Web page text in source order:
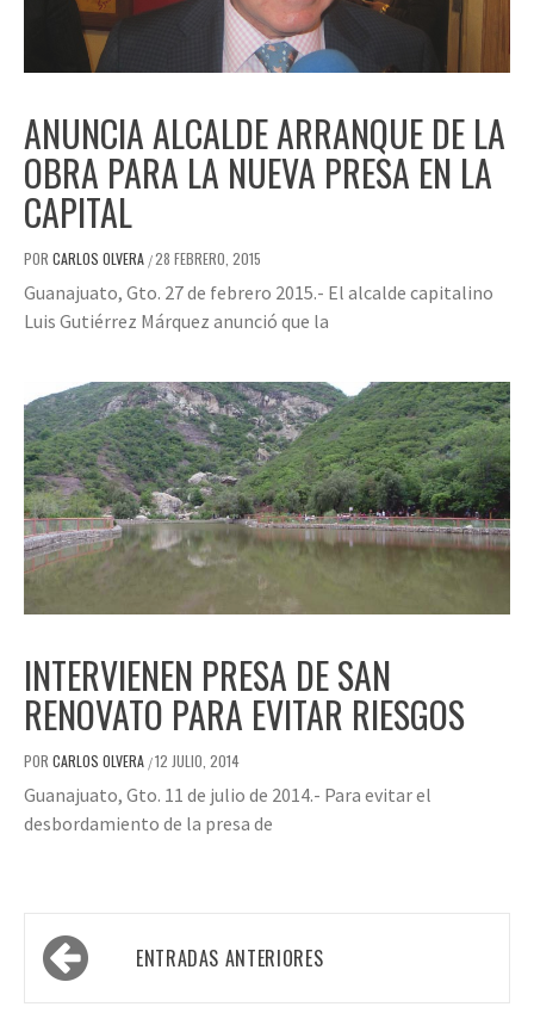
ANUNCIA ALCALDE ARRANQUE DE LA
OBRA PARA LA NUEVA PRESA EN LA
CAPITAL
POR CARLOS OLVERA /28 FEBRERO, 2015
Guanajuato, Gto. 27 de febrero 2015.- El alcalde capitalino
Luis Gutiérrez Márquez anunció que la
INTERVIENEN PRESA DE SAN
RENOVATO PARA EVITAR RIESGOS
POR CARLOS OLVERA /12 JULIO, 2014
Guanajuato, Gto. 11 de julio de 2014.- Para evitar el
desbordamiento de la presa de
Navegación
de ENTRADAS ANTERIORES